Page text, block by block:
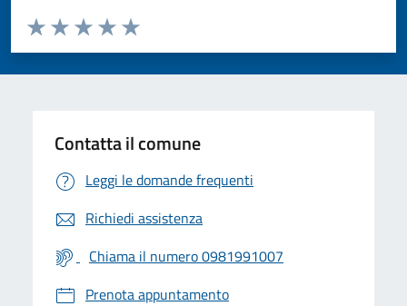
Valuta da 1 a 5 stelle la pagina
Valuta 5 stelle su 5
Valuta 4 stelle su 5
Valuta 3 stelle su 5
Valuta 2 stelle su 5
Valuta 1 stelle su 5
Contatta il comune
Leggi le domande frequenti
Richiedi assistenza
Chiama il numero 0981991007
Prenota appuntamento